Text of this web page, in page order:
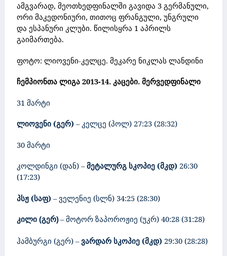
ამგვარად, მეოთხედფინალში გავიდა 3 გერმანული,
ორი მაკედონიური, თითოც ფრანგული, უნგრული
და ესპანური კლუბი. წილისყრა 1 აპრილს
გაიმართება.
ფოტო: ლიოვენი-კელცე. მეკარე ნიკლას ლანდინი
ჩემპიონთა ლიგა 2013-14. კაცები. მერვედფინალი
31 მარტი
ლიოვენი (გერ) – კელცე (პოლ) 27:23 (28:32)
30 მარტი
კოლდინგი (დან) –მეტალურგ სკოპიე (მკდ) 26:30
(17:23)
პსჟ (საფ) – ველენიე (სლნ) 34:25 (28:30)
კილი (გერ)– მოტორ ზაპოროჟიე (უკრ) 40:28 (31:28)
ჰამბურგი (გერ) – ვარდარ სკოპიე (მკდ) 29:30 (28:28)